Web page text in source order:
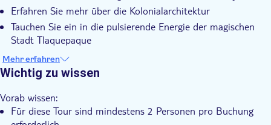
dem Sie mexikanische Holzschnitzereien, Keramik, Töpferwaren
und Lederwaren finden.
Inklusive Transfer
Erfahren Sie mehr über die Kolonialarchitektur
Tauchen Sie ein in die pulsierende Energie der magischen
Stadt Tlaquepaque
Bewundern Sie das Kunsthandwerk der Handwerker
Mehr erfahren
Wichtig zu wissen
Vorab wissen:
Für diese Tour sind mindestens 2 Personen pro Buchung